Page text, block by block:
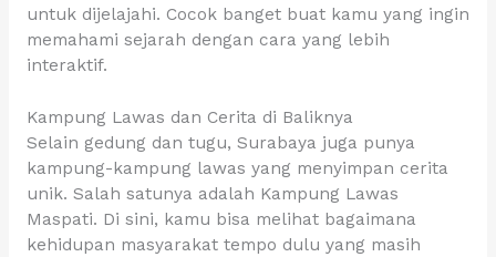
untuk dijelajahi. Cocok banget buat kamu yang ingin
memahami sejarah dengan cara yang lebih
interaktif.
Kampung Lawas dan Cerita di Baliknya
Selain gedung dan tugu, Surabaya juga punya
kampung-kampung lawas yang menyimpan cerita
unik. Salah satunya adalah Kampung Lawas
Maspati. Di sini, kamu bisa melihat bagaimana
kehidupan masyarakat tempo dulu yang masih